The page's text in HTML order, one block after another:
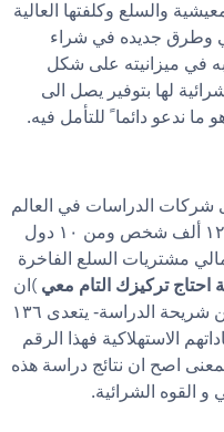
والسلع وكلفتها العالية
وطرق جديده في شراء
في ميزانيته على شكل
لها بتوفير يصل الى
.
شركات الدراسات في العالم
على شريحة من ١٢ ألف شخص ومن ١٠ دول
ما قيمته ٨٥٪ من اجمالي مشتريات السلع الفاخرة
احتاج تركيزك التام معي ( ان
معدل مشترياتهم الفاخرة – كأفراد من شريحة الدراسة- يتعدى ١٣٦
الاستهلاكية فهذا الرقم
اصح ان نتائج دراسة هذه
القوه الشرائية.